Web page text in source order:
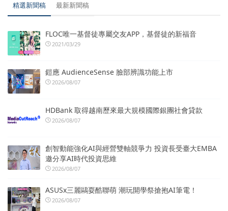
精選新聞稿 最新新聞稿
FLOC唯一基督徒專屬交友APP，基督徒的新福音
2021/03/29
鎧應 AudienceSense 臉部辨識功能上市
2026/08/07
HDBank 取得越南歷來最大規模國際銀團社會貸款
2026/08/07
創智動能強化AI與經營雙軸競爭力 投資長受臺大EMBA
邀分享AI時代投資思維
2026/08/07
ASUSx三麗鷗耍酷聯萌 潮玩開學祭搶抱AI筆電！
2026/08/07